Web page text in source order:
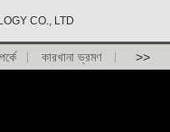
CO., LTD
কারখানা ভ্রমণ >>